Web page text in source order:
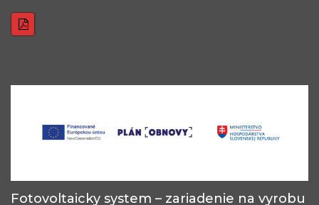
Fotovoltaicky system – zariadenie na vyrobu